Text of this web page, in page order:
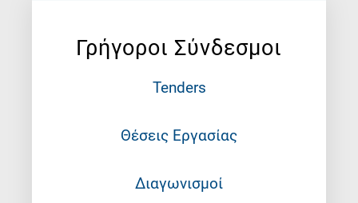
Γρήγοροι Σύνδεσμοι
Tenders
Θέσεις Εργασίας
Διαγωνισμοί